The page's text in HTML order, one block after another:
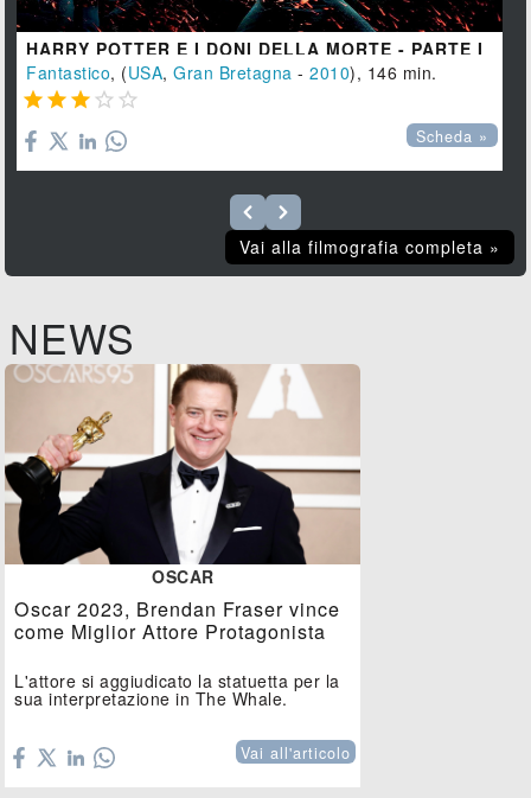
HARRY POTTER E I DONI DELLA MORTE - PARTE I
Fantastico, (USA,Gran Bretagna -2010), 146 min.
    
Scheda »
Vai alla filmografia completa »
NEWS
OSCAR
Oscar 2023, Brendan Fraser vince
come Miglior Attore Protagonista
L'attore si aggiudicato la statuetta per la
sua interpretazione in The Whale.
Vai all'articolo